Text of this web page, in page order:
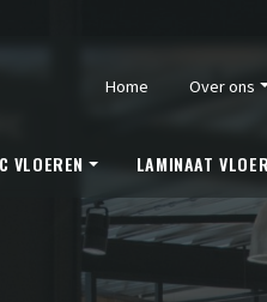
Home Over ons
VLOEREN LAMINAAT